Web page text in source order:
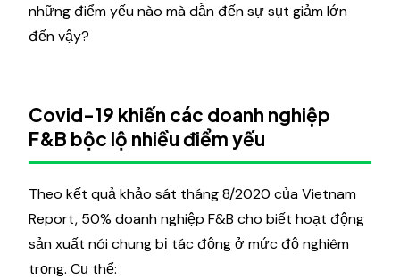
những điểm yếu nào mà dẫn đến sự sụt giảm lớn
đến vậy?
Covid-19 khiến các doanh nghiệp
F&B bộc lộ nhiều điểm yếu
Theo kết quả khảo sát tháng 8/2020 của Vietnam
Report, 50% doanh nghiệp F&B cho biết hoạt động
sản xuất nói chung bị tác động ở mức độ nghiêm
trọng. Cụ thể: